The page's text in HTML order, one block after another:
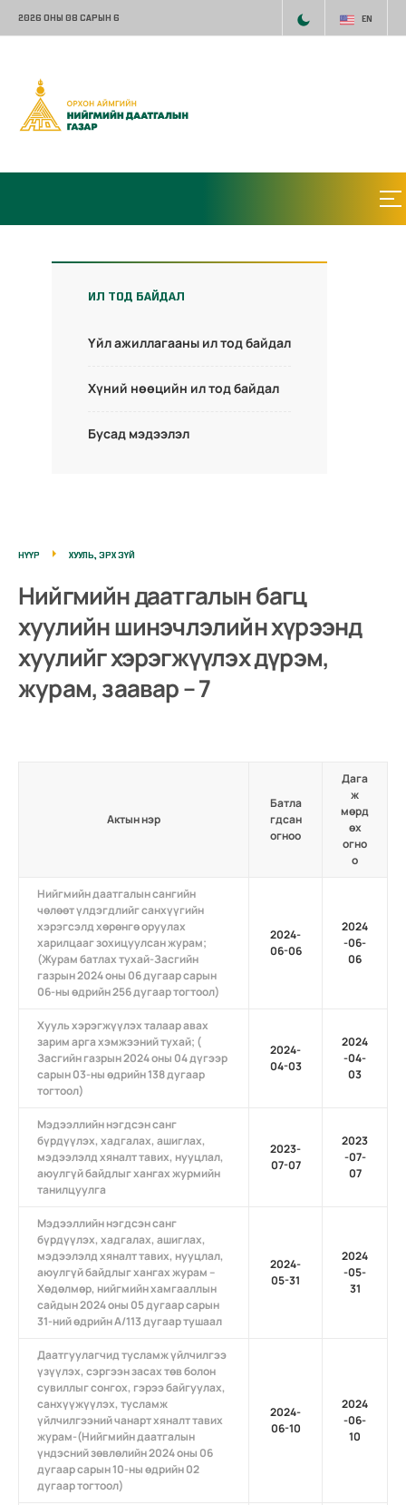
2026 ОНЫ 08 САРЫН 6 EN
ИЛ ТОД БАЙДАЛ
Үйл ажиллагааны ил тод байдал
Хүний нөөцийн ил тод байдал
Бусад мэдээлэл
НҮҮР ХУУЛЬ, ЭРХ ЗҮЙ
Нийгмийн даатгалын багц
хуулийн шинэчлэлийн хүрээнд
хуулийг хэрэгжүүлэх дүрэм,
журам, заавар – 7
Актын нэр
Батла
гдсан
огноо
Дага
ж
мөрд
өх
огно
о
Нийгмийн даатгалын сангийн
чөлөөт үлдэгдлийг санхүүгийн
хэрэгсэлд хөрөнгө оруулах
харилцааг зохицуулсан журам;
(Журам батлах тухай-Засгийн
газрын 2024 оны 06 дугаар сарын
06-ны өдрийн 256 дугаар тогтоол)
2024-
06-06
2024
-06-
06
Хууль хэрэгжүүлэх талаар авах
зарим арга хэмжээний тухай; (
Засгийн газрын 2024 оны 04 дүгээр
сарын 03-ны өдрийн 138 дугаар
тогтоол)
2024-
04-03
2024
-04-
03
Мэдээллийн нэгдсэн санг
бүрдүүлэх, хадгалах, ашиглах,
мэдээлэлд хяналт тавих, нууцлал,
аюулгүй байдлыг хангах журмийн
танилцуулга
2023-
07-07
2023
-07-
07
Мэдээллийн нэгдсэн санг
бүрдүүлэх, хадгалах, ашиглах,
мэдээлэлд хяналт тавих, нууцлал,
аюулгүй байдлыг хангах журам –
Хөдөлмөр, нийгмийн хамгааллын
сайдын 2024 оны 05 дугаар сарын
31-ний өдрийн А/113 дугаар тушаал
2024-
05-31
2024
-05-
31
Даатгуулагчид тусламж үйлчилгээ
үзүүлэх, сэргээн засах төв болон
сувиллыг сонгох, гэрээ байгуулах,
санхүүжүүлэх, тусламж
үйлчилгээний чанарт хяналт тавих
журам-(Нийгмийн даатгалын
үндэсний зөвлөлийн 2024 оны 06
дугаар сарын 10-ны өдрийн 02
дугаар тогтоол)
2024-
06-10
2024
-06-
10